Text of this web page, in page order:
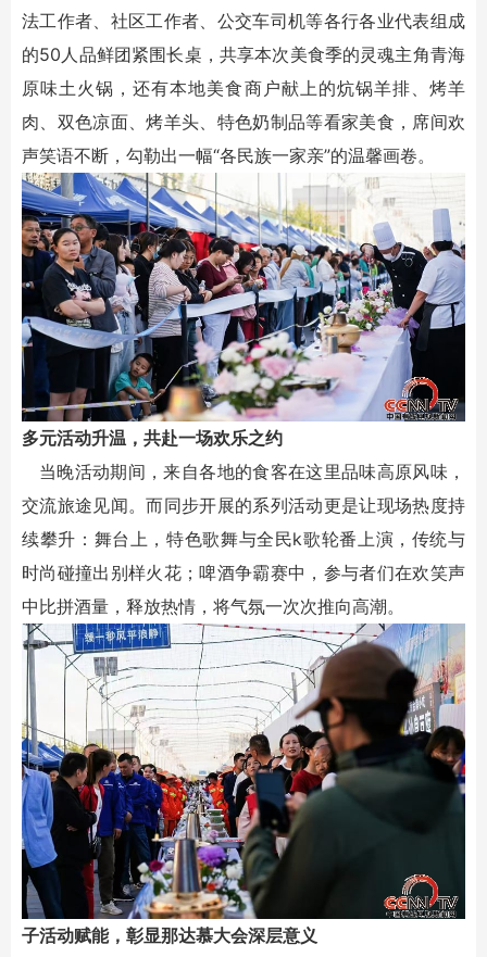
法工作者、社区工作者、公交车司机等各行各业代表组成
的50人品鲜团紧围长桌，共享本次美食季的灵魂主角青海
原味土火锅，还有本地美食商户献上的炕锅羊排、烤羊
肉、双色凉面、烤羊头、特色奶制品等看家美食，席间欢
声笑语不断，勾勒出一幅“各民族一家亲”的温馨画卷。
多元活动升温，共赴一场欢乐之约
当晚活动期间，来自各地的食客在这里品味高原风味，
交流旅途见闻。而同步开展的系列活动更是让现场热度持
续攀升：舞台上，特色歌舞与全民k歌轮番上演，传统与
时尚碰撞出别样火花；啤酒争霸赛中，参与者们在欢笑声
中比拼酒量，释放热情，将气氛一次次推向高潮。
子活动赋能，彰显那达慕大会深层意义